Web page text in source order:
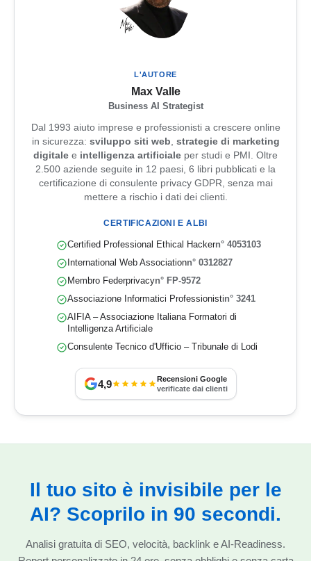
L'AUTORE
Max Valle
Business AI Strategist
Dal 1993 aiuto imprese e professionisti a crescere online
in sicurezza: sviluppo siti web, strategie di marketing
digitale e intelligenza artificiale per studi e PMI. Oltre
2.500 aziende seguite in 12 paesi, 6 libri pubblicati e la
certificazione di consulente privacy GDPR, senza mai
mettere a rischio i dati dei clienti.
CERTIFICAZIONI E ALBI
Certified Professional Ethical Hackern° 4053103
International Web Associationn° 0312827
Membro Federprivacyn° FP-9572
Associazione Informatici Professionistin° 3241
AIFIA – Associazione Italiana Formatori di
Intelligenza Artificiale
Consulente Tecnico d'Ufficio – Tribunale di Lodi
4,9
Recensioni Google
verificate dai clienti
Il tuo sito è invisibile per le
AI? Scoprilo in 90 secondi.
Analisi gratuita di SEO, velocità, backlink e AI-Readiness.